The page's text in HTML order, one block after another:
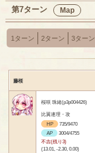
第7ターン Map
1ターン 2ターン 3ターン
藤桜
桜咲 珠緒(p3p004426)
比翼連理・攻
HP
735/9470
AP
3004/4755
不吉(残り3)
(13.01, -2.30, 0.00)